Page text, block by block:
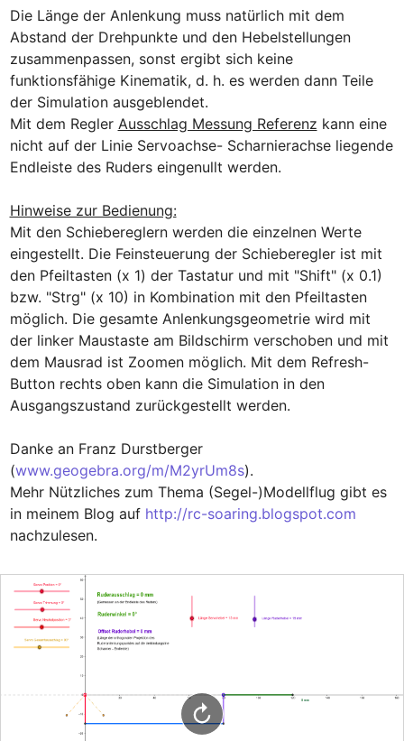
Die Länge der Anlenkung muss natürlich mit dem
Abstand der Drehpunkte und den Hebelstellungen
zusammenpassen, sonst ergibt sich keine
funktionsfähige Kinematik, d. h. es werden dann Teile
der Simulation ausgeblendet.
Mit dem Regler Ausschlag Messung Referenz kann eine
nicht auf der Linie Servoachse- Scharnierachse liegende
Endleiste des Ruders eingenullt werden.
Hinweise zur Bedienung:
Mit den Schiebereglern werden die einzelnen Werte
eingestellt. Die Feinsteuerung der Schieberegler ist mit
den Pfeiltasten (x 1) der Tastatur und mit "Shift" (x 0.1)
bzw. "Strg" (x 10) in Kombination mit den Pfeiltasten
möglich. Die gesamte Anlenkungsgeometrie wird mit
der linker Maustaste am Bildschirm verschoben und mit
dem Mausrad ist Zoomen möglich. Mit dem Refresh-
Button rechts oben kann die Simulation in den
Ausgangszustand zurückgestellt werden.
Danke an Franz Durstberger
(www.geogebra.org/m/M2yrUm8s).
Mehr Nützliches zum Thema (Segel-)Modellflug gibt es
in meinem Blog auf http://rc-soaring.blogspot.com
nachzulesen.